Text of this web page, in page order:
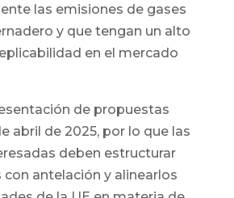
las emisiones de gases
y que tengan un alto
en el mercado
de propuestas
abril de 2025, por lo que las
deben estructurar
antelación y alinearlos